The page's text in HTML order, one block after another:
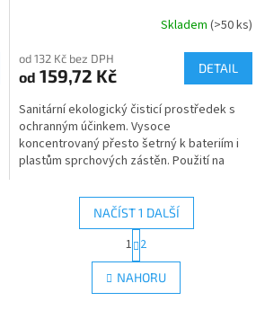
produktu
je
z
5
hvězdiček.
Skladem (>50 ks)
od 132 Kč bez DPH
od 159,72 Kč DETAIL
Sanitární ekologický čisticí prostředek s
ochranným účinkem. Vysoce
koncentrovaný přesto šetrný k bateriím i
plastům sprchových zástěn. Použití na
O
v
l
NAČÍST 1 DALŠÍ
S
t
r
á
n
1 2
NAHORU